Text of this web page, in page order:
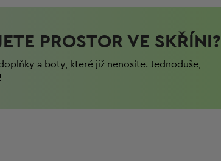
PROSTOR VE SKŘÍNI?
a boty, které již nenosíte. Jednoduše,